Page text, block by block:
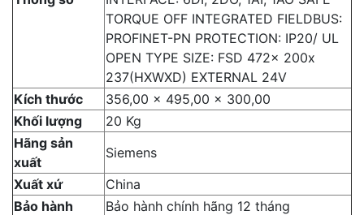
TORQUE OFF INTEGRATED FIELDBUS:
PROFINET-PN PROTECTION: IP20/ UL
OPEN TYPE SIZE: FSD 472x 200x
237(HXWXD) EXTERNAL 24V
Kích thước
356,00 x 495,00 x 300,00
Khối lượng
20 Kg
Hãng sản
xuất
Siemens
Xuất xứ
China
Bảo hành
Bảo hành chính hãng 12 tháng